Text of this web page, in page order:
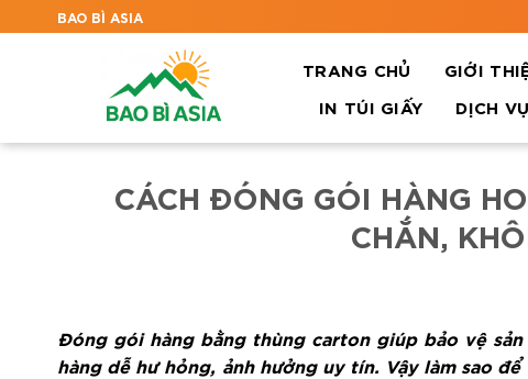
BAO BÌ ASIA
TRANG CHỦ GIỚI
IN TÚI GIẤY
DỊCH VỤ
CÁCH ĐÓNG GÓI HÀNG
CHẮN,
Đóng gói hàng bằng thùng carton giúp bảo vệ
hàng dễ hư hỏng, ảnh hưởng uy tín. Vậy làm sao